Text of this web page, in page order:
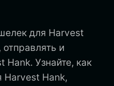
для Harvest
и
Hank. Узнайте, как
Harvest Hank,